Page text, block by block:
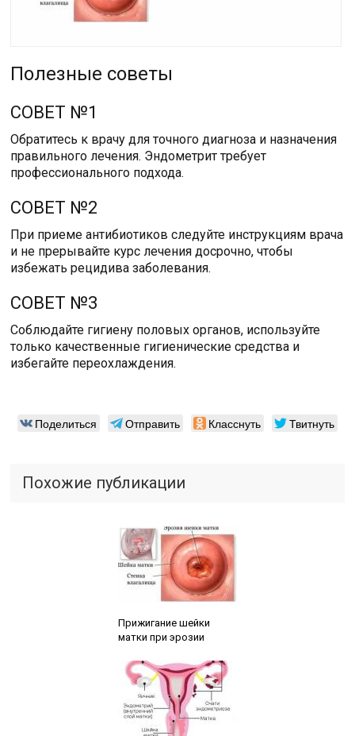
Полезные советы
СОВЕТ №1
Обратитесь к врачу для точного диагноза и назначения
правильного лечения. Эндометрит требует
профессионального подхода.
СОВЕТ №2
При приеме антибиотиков следуйте инструкциям врача
и не прерывайте курс лечения досрочно, чтобы
избежать рецидива заболевания.
СОВЕТ №3
Соблюдайте гигиену половых органов, используйте
только качественные гигиенические средства и
избегайте переохлаждения.
Поделиться Отправить Класснуть Твитнуть
Похожие публикации
Прижигание шейки
матки при эрозии